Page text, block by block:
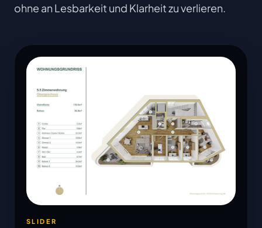
ohne an Lesbarkeit und Klarheit zu verlieren.
SLIDER